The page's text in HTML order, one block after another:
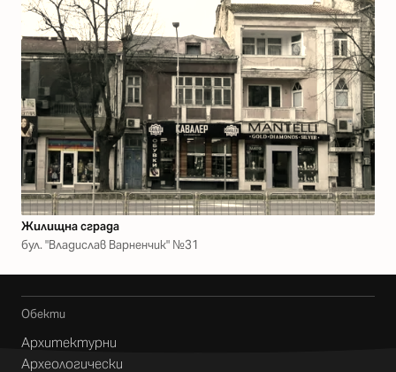
Жилищна сграда
бул. "Владислав Варненчик" №31
Обекти
Архитектурни
Археологически